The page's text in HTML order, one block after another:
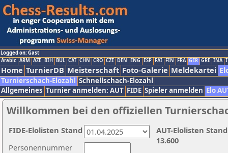
Logged on: Gast
Arabic ARM AZE BIH BUL CAT CHN CRO CZE DEN ENG ESP FAI FIN FRA GER GRE INA
Home TurnierDB Meisterschaft Foto-Galerie Meldekartei
Turnierschach-Elozahl Schnellschach-Elozahl
Allgemeines Turnier anmelden: AUT FIDE Spieler anmelden Elo
Willkommen bei den offiziellen
Personennummer
AUT-Elolisten
13.600
FIDE-Elolisten Stand